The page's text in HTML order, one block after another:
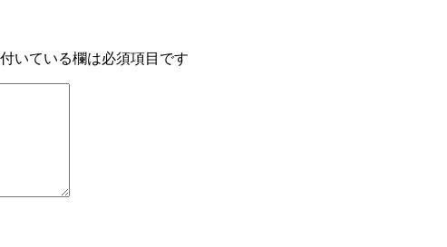
いている欄は必須項目です